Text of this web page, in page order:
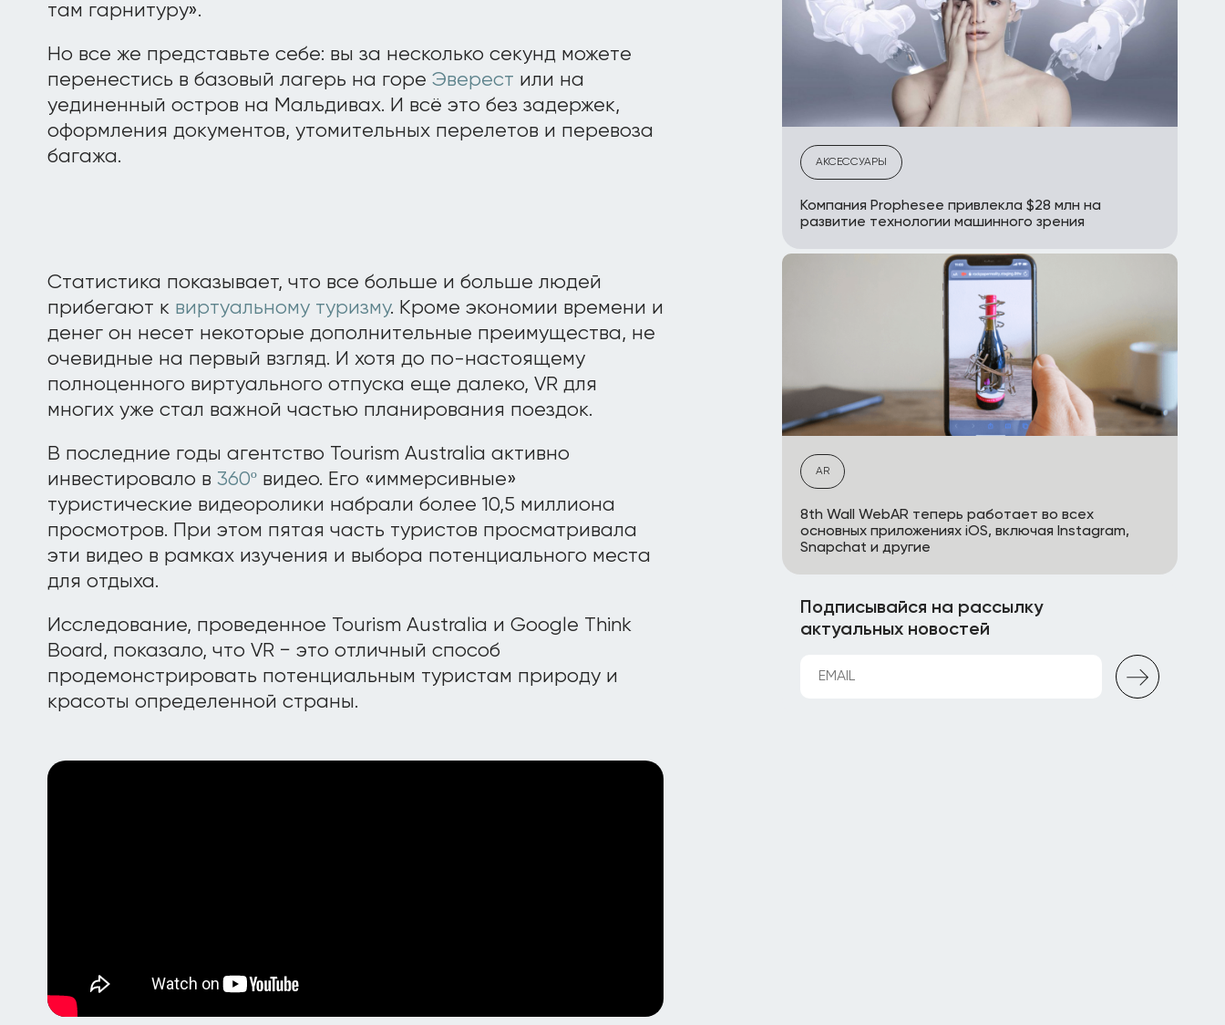
там гарнитуру».
Но все же представьте себе: вы за несколько секунд можете
перенестись в базовый лагерь на горе Эверест или на
уединенный остров на Мальдивах. И всё это без задержек,
оформления документов, утомительных перелетов и перевоза
багажа.
Статистика показывает, что все больше и больше людей
прибегают к виртуальному туризму. Кроме экономии времени и
денег он несет некоторые дополнительные преимущества, не
очевидные на первый взгляд. И хотя до по-настоящему
полноценного виртуального отпуска еще далеко, VR для
многих уже стал важной частью планирования поездок.
В последние годы агентство Tourism Australia активно
инвестировало в 360º видео. Его «иммерсивные»
туристические видеоролики набрали более 10,5 миллиона
просмотров. При этом пятая часть туристов просматривала
эти видео в рамках изучения и выбора потенциального места
для отдыха.
Исследование, проведенное Tourism Australia и Google Think
Board, показало, что VR − это отличный способ
продемонстрировать потенциальным туристам природу и
красоты определенной страны.
АКСЕССУАРЫ
Компания Prophesee привлекла $28 млн на
развитие технологии машинного зрения
AR
8th Wall WebAR теперь работает во всех
основных приложениях iOS, включая Instagram,
Snapchat и другие
Подписывайся на рассылку
актуальных новостей